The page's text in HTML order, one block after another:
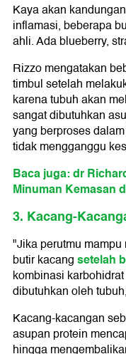
Kaya akan
inflamasi, beberapa
ahli. Ada blueberry,
Rizzo mengatakan
timbul setelah
karena tubuh akan
sangat dibutuhkan
yang berproses
tidak mengganggu
Baca juga: dr
Minuman Kemasan
3. Kacang-
"Jika perutmu
butir kacangsetelah
kombinasi
dibutuhkan oleh
Kacang-kacangan
asupan protein
hingga